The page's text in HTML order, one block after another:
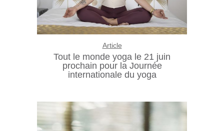
Article
Tout le monde yoga le 21 juin
prochain pour la Journée
internationale du yoga